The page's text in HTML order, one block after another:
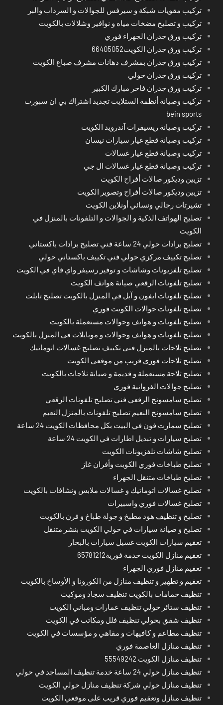
تركيب مقويات شبكة و سيرفس للجوالات و السرداب والبر
تركيب و تصليح مضخات مياه و نوافير وشلالات بالكويت
تركيب ورق جدران الجهراء فوري
تركيب ورق جدران الكويت66405052
تركيب ورق جدران بمشرف دهانات مشرف صباغ الكويت
تركيب ورق جدران حولي
تركيب ورق جدران فاخر مبارك الكبير
تركيب وصيانة أنظمة الستلايت تجديد اشتراك بي ان سبورت
bein sports
تركيب وصيانة ريسيفرات آندرويد الكويت
تركيب وصيانة قطع غيار سيارات نيسان
تركيب وصيانة قطع غيار غسالات
تركيب وصيانة قطع غيار غسالات ال جي
تزيين وديكور صالات أفراح الكويت
تزيين وديكور صالات أفراح وتصوير الكويت
تشيرتات رجالي ونسائي أونلاين الكويت
تصليح الهواتف الذكية و الجوالات و التلفونات بالمنزل في
الكويت
تصليح برادات حولي 24 ساعة فني تصليح برادات باكستاني
تصليح تكييف مركزي حولي فني تكييف باكستاني حولي
تصليح تلفزيونات وشاشات و توفير رسيفر واي فاي في الكويت
تصليح تلفونات الرقعي صيانة هواتف الكويت
تصليح تلفونات ايفون و آبل في المنزل بالكويت تصليح تابلت
تصليح تلفونات جوالات الكويت فوري
تصليح تلفونات و هواتف وجوالات مستعملة بالكويت
تصليح تلفونات و هواتف وجوالات و موبايلات في المنزل بالكويت
تصليح ثلاجات بالمنزل فني تكييف تصليح غسالات اتوماتيك
تصليح ثلاجات فوري قريب من موقعي الكويت
تصليح ثلاجة مستعملة و قديمة و صيانة ثلاجات بالكويت
تصليح جوالات الفروانية فوري
تصليح سامسونج الرقعي فني تصليح تلفونات الرقعي
تصليح سامسونج النعيم تصليح تلفونات بالمنزل النعيم
تصليح سمارت فون في البيت بكل محافظات الكويت 24 ساعة
تصليح سيارات و تبديل اطارات في الكويت 24 ساعة
تصليح شاشات تلفزيونات الكويت
تصليح طباخات فوري الكويت وأفران غاز
تصليح طباخات متنقل الجهراء
تصليح غسالات اتوماتيك و غسالات ملابس ونشافات بالكويت
تصليح غسالات فوري واسبيرات
تصليح و تنظيف هود مطبخ و جولة طباخ و فرن بالكويت
تصليح و صيانة سيارات في حولي الكويت بنشر متنقل
تعقيم سيارات الكويت غسيل سيارات بالبخار
تعقيم منازل الكويت خدمة فورية65781212
تعقيم منازل فوري الجهراء
تعقيم و تطهير و تنظيف منازل من الكورونا و الأوساخ بالكويت
تنظيف حمامات بالكويت تنظيف سجاد وموكيت
تنظيف ستائر حولي تنظيف عمارات ومباني الكويت
تنظيف شقق بحولي تنظيف فلل ومكاتب في الكويت
تنظيف مطاعم و كافيهات و مقاهي و مؤسسات في الكويت
تنظيف منازل العاصمة فوري
تنظيف منازل الكويت 55549242
تنظيف منازل حولي 24 ساعة خدمة تنظيف المساجد في حولي
تنظيف منازل حولي شركة تنظيف منازل حولي الكويت
تنظيف منازل وتعقيم فوري قريب على موقعي الكويت